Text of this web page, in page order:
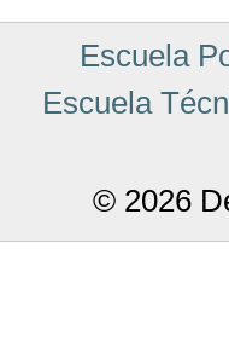
Escuela
Escuela
© 2026